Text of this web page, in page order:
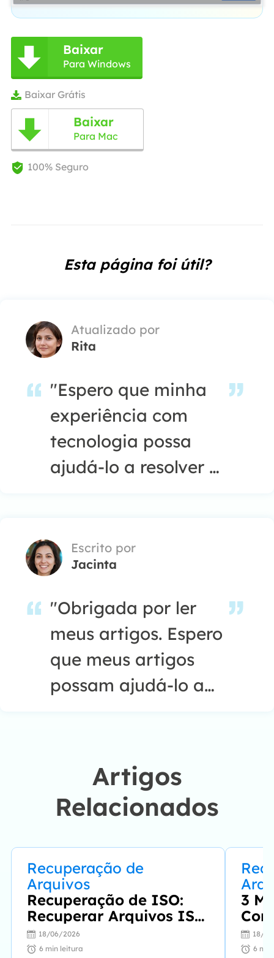
 Baixar
Para Windows
 Baixar Grátis
 Baixar
Para Mac
 100% Seguro
Esta página foi útil?
Atualizado por
Rita
"Espero que minha
experiência com
tecnologia possa
ajudá-lo a resolver a
Windows, Mac e
smartphone."…
Escrito por
Jacinta
"Obrigada por ler
meus artigos. Espero
que meus artigos
possam ajudá-lo a
fácil e eficaz."…
Artigos
Relacionados
Recuperação de
Arquivos
Recuperação de ISO:
Recuperar Arquivos ISO
Excluídos com Software
de Recuperação de ISO
18/06/2026
6 min leitura
3
18/
6